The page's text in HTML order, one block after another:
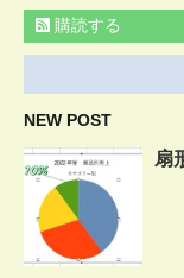
購読する
NEW POST
扇